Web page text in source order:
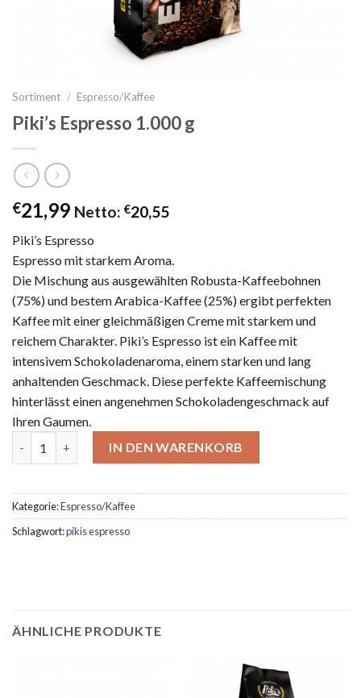
Sortiment / Espresso/Kaffee
Piki’s Espresso 1.000 g
€21,99 Netto: €20,55
Piki’s Espresso
Espresso mit starkem Aroma.
Die Mischung aus ausgewählten Robusta-Kaffeebohnen
(75%) und bestem Arabica-Kaffee (25%) ergibt perfekten
Kaffee mit einer gleichmäßigen Creme mit starkem und
reichem Charakter. Piki’s Espresso ist ein Kaffee mit
intensivem Schokoladenaroma, einem starken und lang
anhaltenden Geschmack. Diese perfekte Kaffeemischung
hinterlässt einen angenehmen Schokoladengeschmack auf
Ihren Gaumen.
Piki's Espresso 1.000 g MengeIN DEN WARENKORB
Kategorie:Espresso/Kaffee
Schlagwort:pikis espresso
ÄHNLICHE PRODUKTE